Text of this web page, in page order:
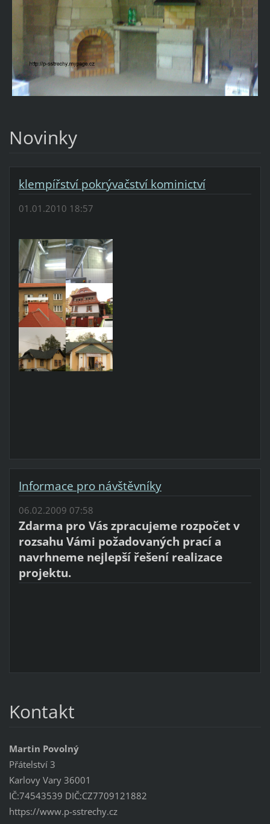
Novinky
klempířství pokrývačství kominictví
01.01.2010 18:57
Informace pro návštěvníky
06.02.2009 07:58
Zdarma pro Vás zpracujeme rozpočet v
rozsahu Vámi požadovaných prací a
navrhneme nejlepší řešení realizace
projektu.
Kontakt
Martin Povolný
Přátelství 3
Karlovy Vary 36001
IČ:74543539 DIČ:CZ7709121882
https://www.p-sstrechy.cz